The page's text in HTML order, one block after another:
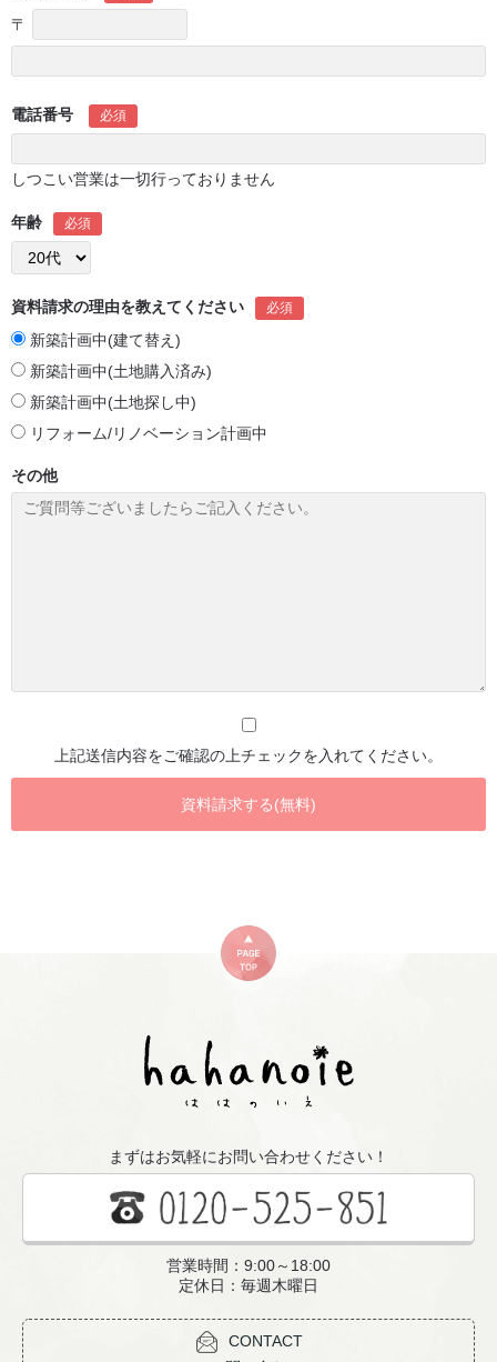
〒
電話番号 必須
しつこい営業は一切行っておりません
年齢 必須
資料請求の理由を教えてください 必須
新築計画中(建て替え)
新築計画中(土地購入済み)
新築計画中(土地探し中)
リフォーム/リノベーション計画中
その他
上記送信内容をご確認の上チェックを入れてください。
まずはお気軽にお問い合わせください！
営業時間：9:00～18:00
定休日：毎週木曜日
CONTACT